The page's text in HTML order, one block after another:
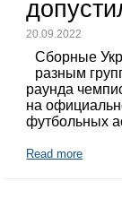
20.09.2022
Сборные
разным
раунда
на
футбольных
Read more